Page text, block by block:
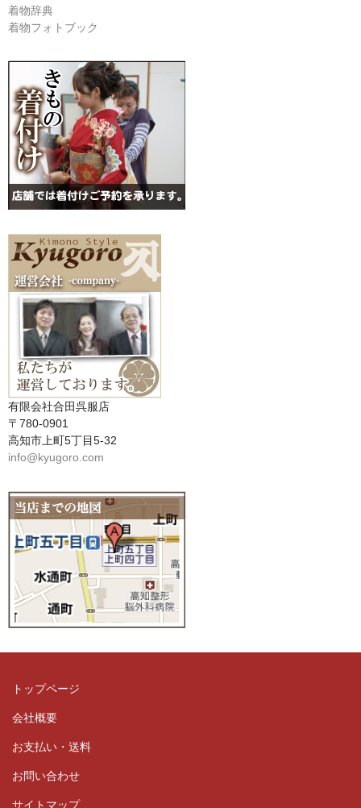
着物辞典
着物フォトブック
有限会社合田呉服店
〒780-0901
高知市上町5丁目5-32
info@kyugoro.com
トップページ
会社概要
お支払い・送料
お問い合わせ
サイトマップ